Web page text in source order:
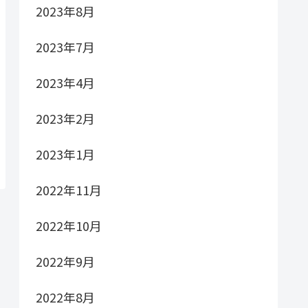
2023年8月
2023年7月
2023年4月
2023年2月
2023年1月
2022年11月
2022年10月
2022年9月
2022年8月